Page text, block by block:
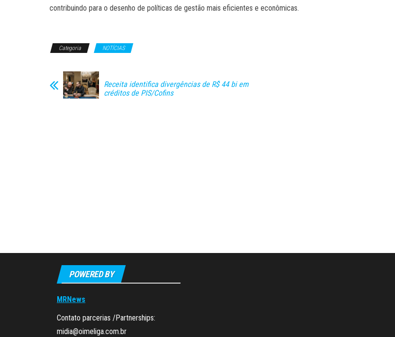
contribuindo para o desenho de políticas de gestão mais eficientes e econômicas.
Categoria NOTÍCIAS
Receita identifica divergências de R$ 44 bi em
créditos de PIS/Cofins
POWERED BY
MRNews
Contato parcerias /Partnerships:
midia@oimeliga.com.br